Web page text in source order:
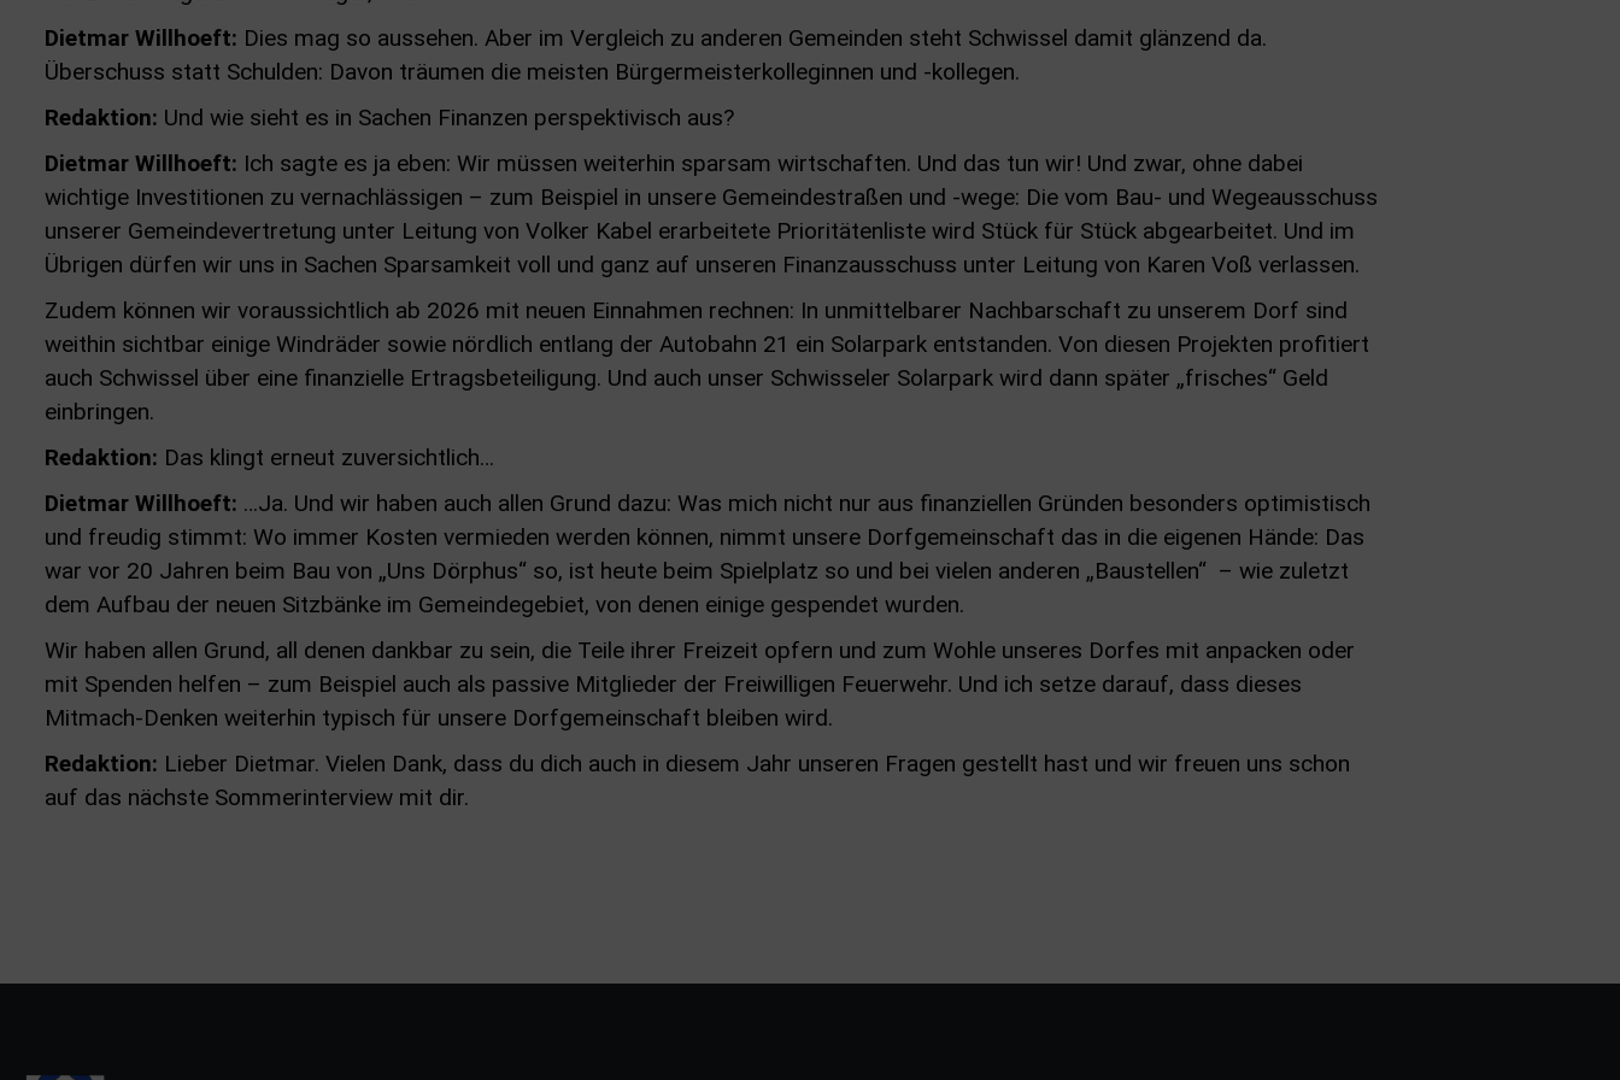
Dietmar Willhoeft: Dies mag so aussehen. Aber im Vergleich zu anderen Gemeinden steht Schwissel damit glänzend da.
Überschuss statt Schulden: Davon träumen die meisten Bürgermeisterkolleginnen und -kollegen.
Redaktion: Und wie sieht es in Sachen Finanzen perspektivisch aus?
Dietmar Willhoeft: Ich sagte es ja eben: Wir müssen weiterhin sparsam wirtschaften. Und das tun wir! Und zwar, ohne dabei
wichtige Investitionen zu vernachlässigen – zum Beispiel in unsere Gemeindestraßen und -wege: Die vom Bau- und Wegeausschuss
unserer Gemeindevertretung unter Leitung von Volker Kabel erarbeitete Prioritätenliste wird Stück für Stück abgearbeitet. Und im
Übrigen dürfen wir uns in Sachen Sparsamkeit voll und ganz auf unseren Finanzausschuss unter Leitung von Karen Voß verlassen.
Zudem können wir voraussichtlich ab 2026 mit neuen Einnahmen rechnen: In unmittelbarer Nachbarschaft zu unserem Dorf sind
weithin sichtbar einige Windräder sowie nördlich entlang der Autobahn 21 ein Solarpark entstanden. Von diesen Projekten profitiert
auch Schwissel über eine finanzielle Ertragsbeteiligung. Und auch unser Schwisseler Solarpark wird dann später „frisches“ Geld
einbringen.
Redaktion: Das klingt erneut zuversichtlich…
Dietmar Willhoeft: …Ja. Und wir haben auch allen Grund dazu: Was mich nicht nur aus finanziellen Gründen besonders optimistisch
und freudig stimmt: Wo immer Kosten vermieden werden können, nimmt unsere Dorfgemeinschaft das in die eigenen Hände: Das
war vor 20 Jahren beim Bau von „Uns Dörphus“ so, ist heute beim Spielplatz so und bei vielen anderen „Baustellen“ – wie zuletzt
dem Aufbau der neuen Sitzbänke im Gemeindegebiet, von denen einige gespendet wurden.
Wir haben allen Grund, all denen dankbar zu sein, die Teile ihrer Freizeit opfern und zum Wohle unseres Dorfes mit anpacken oder
mit Spenden helfen – zum Beispiel auch als passive Mitglieder der Freiwilligen Feuerwehr. Und ich setze darauf, dass dieses
Mitmach-Denken weiterhin typisch für unsere Dorfgemeinschaft bleiben wird.
Redaktion: Lieber Dietmar. Vielen Dank, dass du dich auch in diesem Jahr unseren Fragen gestellt hast und wir freuen uns schon
auf das nächste Sommerinterview mit dir.